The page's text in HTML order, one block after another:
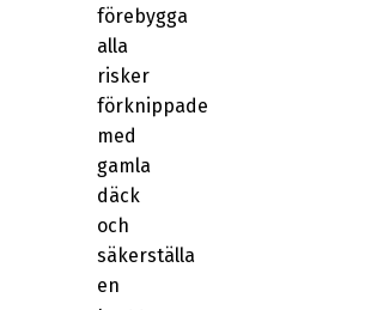
förebygga
alla
risker
förknippade
med
gamla
däck
och
säkerställa
en